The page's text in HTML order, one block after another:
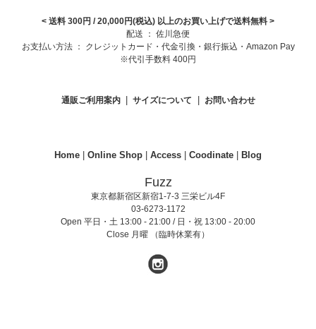
< 送料 300円 / 20,000円(税込) 以上のお買い上げで送料無料 >
配送 ： 佐川急便
お支払い方法 ： クレジットカード・代金引換・銀行振込・Amazon Pay
※代引手数料 400円
通販ご利用案内 サイズについて お問い合わせ
Home Online Shop Access Coodinate Blog
Fuzz
東京都新宿区新宿1-7-3 三栄ビル4F
03-6273-1172
Open 平日・土 13:00 - 21:00 / 日・祝 13:00 - 20:00
Close 月曜 （臨時休業有）